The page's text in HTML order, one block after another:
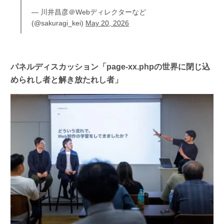
— 川井昌彦＠Webディレクターなど
(@sakuragi_kei) May 20, 2026
パネルディスカッション「page-xx.phpの世界に閉じ込
められし者と解き放たれし者」